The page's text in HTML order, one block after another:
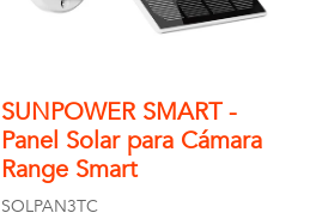
SUNPOWER SMART -
Panel Solar para Cámara
Range Smart
SOLPAN3TC